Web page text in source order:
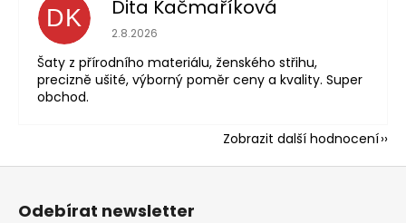
DK Dita Kačmaříková
Hodnocení obchodu je 5 z 5 hvězdiček.
2.8.2026
Šaty z přírodního materiálu, ženského střihu,
precizně ušité, výborný poměr ceny a kvality. Super
obchod.
Zobrazit další hodnocení
Z
Odebírat newsletter